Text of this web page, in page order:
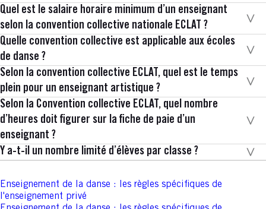
Quel est le salaire horaire minimum d’un enseignant
selon la convention collective nationale ECLAT ?
Quelle convention collective est applicable aux écoles
de danse ?
Selon la convention collective ECLAT, quel est le temps
plein pour un enseignant artistique ?
Selon la Convention collective ECLAT, quel nombre
d’heures doit figurer sur la fiche de paie d’un
enseignant ?
Y a-t-il un nombre limité d’élèves par classe ?
Enseignement de la danse : les règles spécifiques de
l'enseignement privé